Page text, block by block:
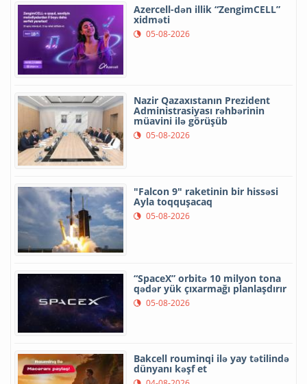
Azercell-dən illik “ZengimCELL”
xidməti
05-08-2026
Nazir Qazaxıstanın Prezident
Administrasiyası rəhbərinin
müavini ilə görüşüb
05-08-2026
"Falcon 9" raketinin bir hissəsi
Ayla toqquşacaq
05-08-2026
“SpaceX” orbitə 10 milyon tona
qədər yük çıxarmağı planlaşdırır
05-08-2026
Bakcell rouminqi ilə yay tətilində
dünyanı kəşf et